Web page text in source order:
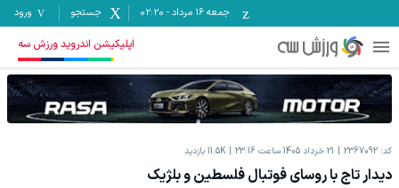
جمعه ۱۶ مرداد -
02:20 جستجو ورود
اپلیکیشن اندروید ورزش سه
کد: 2367092 21 خرداد 1405 ساعت 23:16 11.5K بازدید
دیدار تاج با روسای فوتبال فلسطین و بلژیک